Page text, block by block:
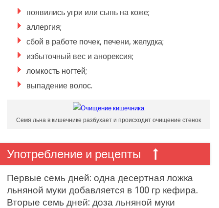
появились угри или сыпь на коже;
аллергия;
сбой в работе почек, печени, желудка;
избыточный вес и анорексия;
ломкость ногтей;
выпадение волос.
Семя льна в кишечнике разбухает и происходит очищение стенок
Употребление и рецепты
Первые семь дней: одна десертная ложка
льняной муки добавляется в 100 гр кефира.
Вторые семь дней: доза льняной муки